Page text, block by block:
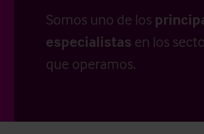
Somos uno de los
especialistas en los
que operamos.